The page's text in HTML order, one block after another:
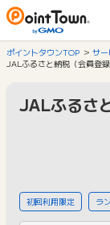
ポイントタウンTOP サ
JALふるさと納税（会員登録
JALふるさ
初回利用限定 ラ